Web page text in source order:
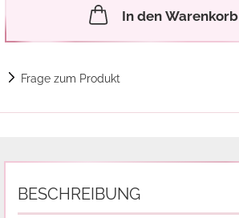
In den Warenkorb
Frage zum Produkt
BESCHREIBUNG